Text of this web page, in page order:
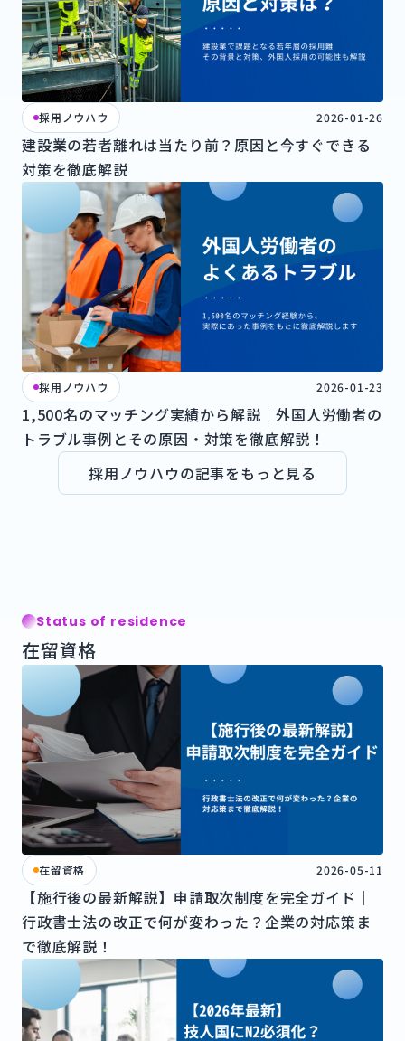
採用ノウハウ 2026-01-26
建設業の若者離れは当たり前？原因と今すぐできる
対策を徹底解説
採用ノウハウ 2026-01-23
1,500名のマッチング実績から解説｜外国人労働者の
トラブル事例とその原因・対策を徹底解説！
採用ノウハウの記事をもっと見る
Status of residence
在留資格
在留資格 2026-05-11
【施行後の最新解説】申請取次制度を完全ガイド｜
行政書士法の改正で何が変わった？企業の対応策ま
で徹底解説！